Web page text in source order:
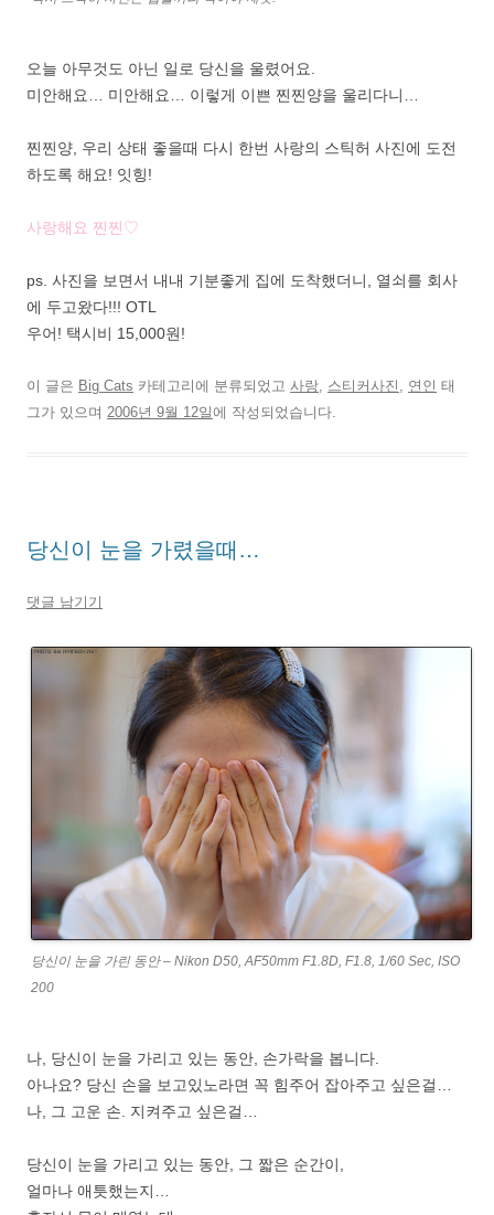
오늘 아무것도 아닌 일로 당신을 울렸어요.
미안해요… 미안해요… 이렇게 이쁜 찐찐양을 울리다니…
찐찐양, 우리 상태 좋을때 다시 한번 사랑의 스틱허 사진에 도전
하도록 해요! 잇힝!
사랑해요 찐찐♡
ps. 사진을 보면서 내내 기분좋게 집에 도착했더니, 열쇠를 회사
에 두고왔다!!! OTL
우어! 택시비 15,000원!
이 글은 Big Cats 카테고리에 분류되었고 사랑, 스티커사진 , 연인 태
그가 있으며 2006년 9월 12일에 작성되었습니다.
당신이 눈을 가렸을때…
댓글 남기기
당신이 눈을 가린 동안 – Nikon D50, AF50mm F1.8D, F1.8, 1/60 Sec, ISO
200
나, 당신이 눈을 가리고 있는 동안, 손가락을 봅니다.
아나요? 당신 손을 보고있노라면 꼭 힘주어 잡아주고 싶은걸…
나, 그 고운 손. 지켜주고 싶은걸…
당신이 눈을 가리고 있는 동안, 그 짧은 순간이,
얼마나 애틋했는지…